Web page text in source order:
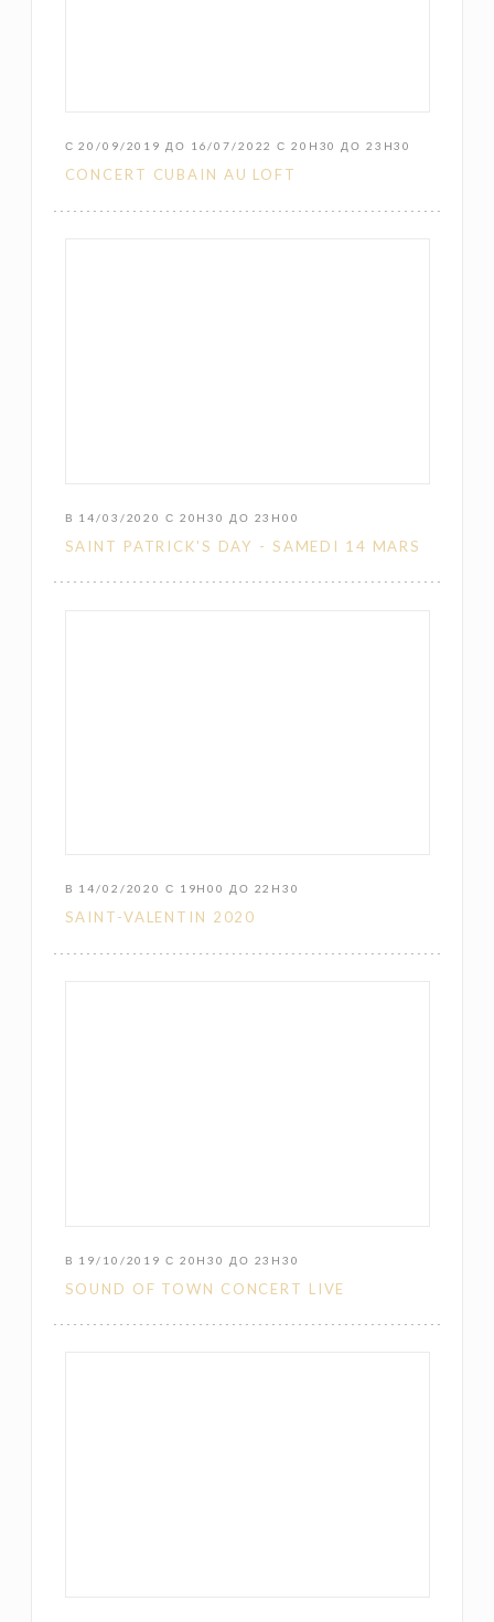
С 20/09/2019 ДО 16/07/2022 С 20H30 ДО 23H30
CONCERT CUBAIN AU LOFT
В 14/03/2020 С 20H30 ДО 23H00
SAINT PATRICK'S DAY - SAMEDI 14 MARS
В 14/02/2020 С 19H00 ДО 22H30
SAINT-VALENTIN 2020
В 19/10/2019 С 20H30 ДО 23H30
SOUND OF TOWN CONCERT LIVE